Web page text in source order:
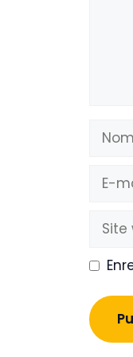
Nom
mail
Site
web